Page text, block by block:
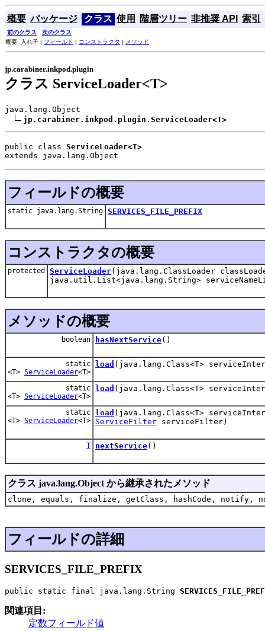
概要 パッケージ クラス 使用 階層ツリー 非推奨 API 索引
前のクラス
次のクラス
概要: 入れ子 | フィールド | コンストラクタ | メソッド
jp.carabiner.inkpod.plugin
クラス ServiceLoader<T>
java.lang.Object
jp.carabiner.inkpod.plugin.ServiceLoader<T>
public class ServiceLoader<T>
extends java.lang.Object
フィールドの概要
static java.lang.String SERVICES_FILE_PREFIX
コンストラクタの概要
protected ServiceLoader(java.lang.ClassLoader
java.util.List<java.lang.String>
メソッドの概要
boolean hasNextService()
static
<T> ServiceLoader<T>
load (java.lang.Class<T>
static
<T> ServiceLoader<T>
load (java.lang.Class<T>
static
<T> ServiceLoader<T>
load (java.lang.Class<T>
ServiceFilter serviceFilter)
T nextService()
クラス java.lang.Object から継承されたメソッド
clone, equals, finalize, getClass, hashCode,
フィールドの詳細
SERVICES_FILE_PREFIX
public static final java.lang.String
関連項目:
定数フィールド値